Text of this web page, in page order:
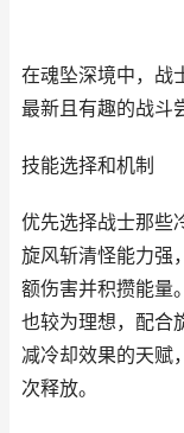
在魂坠深境中，战
最新且有趣的战斗
技能选择和机制
优先选择战士那些
旋风斩清怪能力强
额伤害并积攒能量
也较为理想，配合
减冷却效果的天赋
次释放。